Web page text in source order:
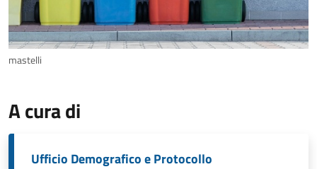
mastelli
A cura di
Ufficio Demografico e Protocollo